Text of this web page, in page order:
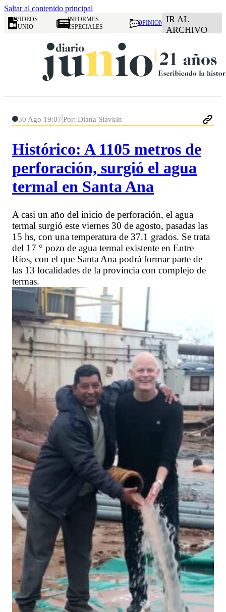
Saltar al contenido principal
VIDEOS
JUNIO
INFORMES
ESPECIALES
OPINION IR AL
ARCHIVO
30 Ago 19:07 Por: Diana Slavkin
Histórico: A 1105 metros de
perforación, surgió el agua
termal en Santa Ana
A casi un año del inicio de perforación, el agua
termal surgió este viernes 30 de agosto, pasadas las
15 hs, con una temperatura de 37.1 grados. Se trata
del 17 ° pozo de agua termal existente en Entre
Ríos, con el que Santa Ana podrá formar parte de
las 13 localidades de la provincia con complejo de
termas.